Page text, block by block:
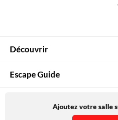
Découvrir
Escape Guide
Ajoutez votre salle